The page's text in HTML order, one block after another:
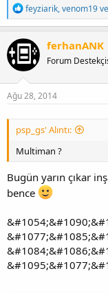
T
e
p
k
i
l
e
r
:
feyziarik,venom19ve
ferhanANK
Forum
Ağu 28, 2014
psp_gs' Alıntı:
Multiman ?
Bugün yarın çıkar
bence